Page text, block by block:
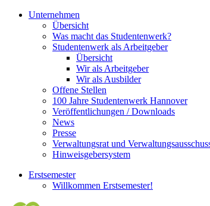
Unternehmen
Übersicht
Was macht das Studentenwerk?
Studentenwerk als Arbeitgeber
Übersicht
Wir als Arbeitgeber
Wir als Ausbilder
Offene Stellen
100 Jahre Studentenwerk Hannover
Veröffentlichungen / Downloads
News
Presse
Verwaltungsrat und
Hinweisgebersystem
Erstsemester
Willkommen Erstsemester!